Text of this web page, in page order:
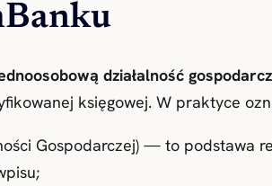
działalność
księgowej. W praktyce
Gospodarczej) — to podstawa